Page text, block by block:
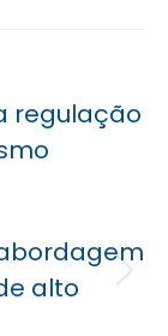
regulação
alto